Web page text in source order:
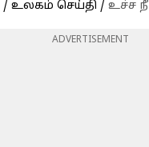
/ உலகம் செய்தி / உச்ச நீதிமன்றத்தின்
ADVERTISEMENT